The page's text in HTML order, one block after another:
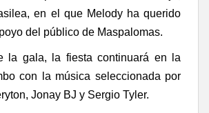
en el que Melody ha querido
del público de Maspalomas.
la gala, la fiesta continuará en la
con la música seleccionada por
Jonay BJ y Sergio Tyler.